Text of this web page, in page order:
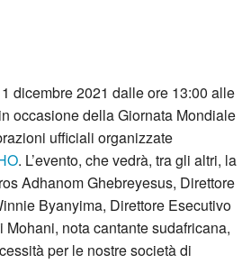
dicembre 2021 dalle ore 13:00 alle
occasione della Giornata Mondiale
ufficiali organizzate
. L’evento, che vedrà, tra gli altri, la
Adhanom Ghebreyesus, Direttore
Byanyima, Direttore Esecutivo
Mohani, nota cantante sudafricana,
per le nostre società di